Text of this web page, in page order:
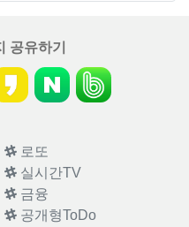
공유하기
로또
실시간TV
금융
공개형ToDo